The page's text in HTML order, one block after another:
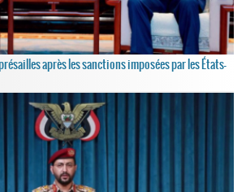
après les sanctions imposées par les États-